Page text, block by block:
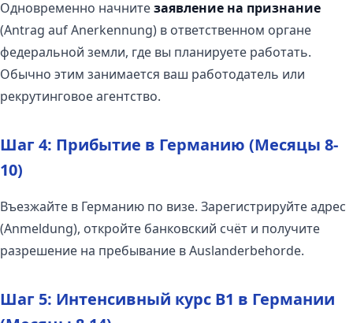
Одновременно начнитезаявление на признание
(Antrag auf Anerkennung) в ответственном органе
федеральной земли, где вы планируете работать.
Обычно этим занимается ваш работодатель или
рекрутинговое агентство.
Шаг 4: Прибытие в Германию (Месяцы 8-
10)
Въезжайте в Германию по визе. Зарегистрируйте адрес
(Anmeldung), откройте банковский счёт и получите
разрешение на пребывание в Auslanderbehorde.
Шаг 5: Интенсивный курс B1 в Германии